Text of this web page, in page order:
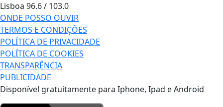
Lisboa 96.6 / 103.0
ONDE POSSO OUVIR
TERMOS E CONDIÇÕES
POLÍTICA DE PRIVACIDADE
POLÍTICA DE COOKIES
TRANSPARÊNCIA
PUBLICIDADE
Disponível gratuitamente para Iphone, Ipad e Android